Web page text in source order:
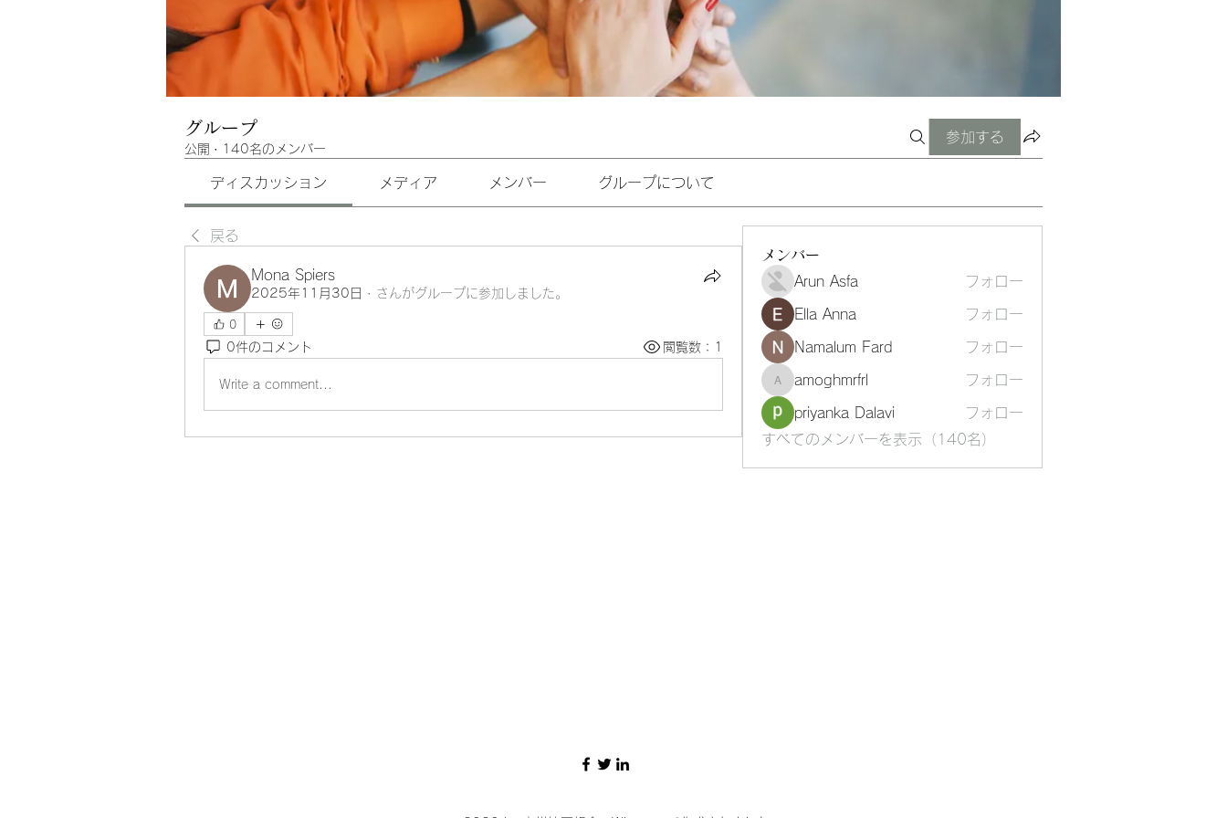
グループ
公開 · 140名のメンバー
参加する
ディスカッション メディア メンバー グループについて
戻る
Mona Spiers
2025年11月30日 · さんがグループに参加しました。
0
0件のコメント 閲覧数：1
Write a comment...
メンバー
Arun Asfa
フォロー
Ella Anna フォロー
Namalum Fard フォロー
amoghmrfrl
amoghmrfrl フォロー
priyanka Dalavi
フォロー
すべてのメンバーを表示（140名）